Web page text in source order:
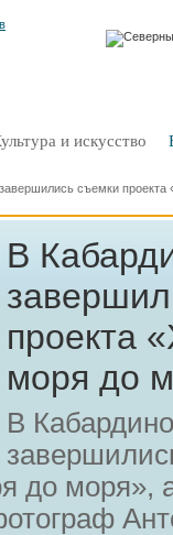
и искусство
съемки проекта
В
проекта
моря до
В
до моря»,